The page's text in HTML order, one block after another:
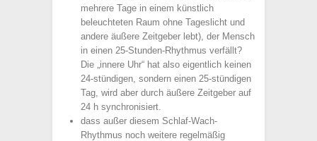
mehrere Tage in einem künstlich
beleuchteten Raum ohne Tageslicht und
andere äußere Zeitgeber lebt), der Mensch
in einen 25-Stunden-Rhythmus verfällt?
Die „innere Uhr“ hat also eigentlich keinen
24-stündigen, sondern einen 25-stündigen
Tag, wird aber durch äußere Zeitgeber auf
24 h synchronisiert.
dass außer diesem Schlaf-Wach-
Rhythmus noch weitere regelmäßig